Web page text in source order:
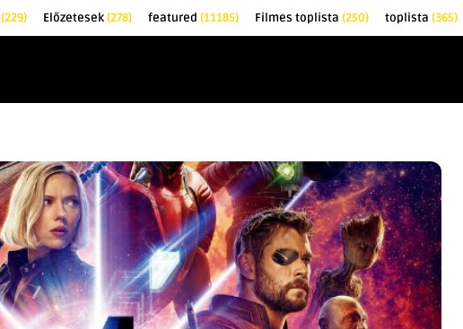
(229) Előzetesek(278) featured (11185) Filmes toplista (250) toplista (365)